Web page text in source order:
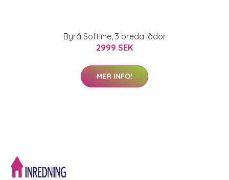
Byrå Softline, 3 breda lådor
2999 SEK
MER INFO!